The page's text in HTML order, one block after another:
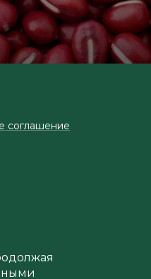
соглашение